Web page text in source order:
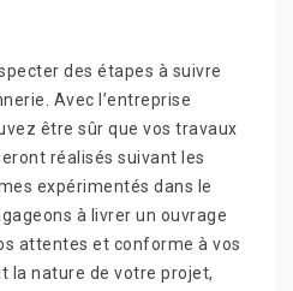
des étapes à suivre
Avec l’entreprise
être sûr que vos travaux
réalisés suivant les
expérimentés dans le
à livrer un ouvrage
attentes et conforme à vos
la nature de votre projet,